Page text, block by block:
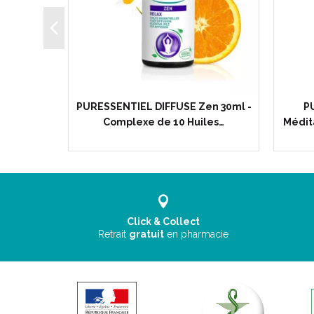
PURESSENTIEL DIFFUSE Zen 30ml -
Complexe de 10 Huiles…
Click & Collect
Retrait gratuit en pharmacie